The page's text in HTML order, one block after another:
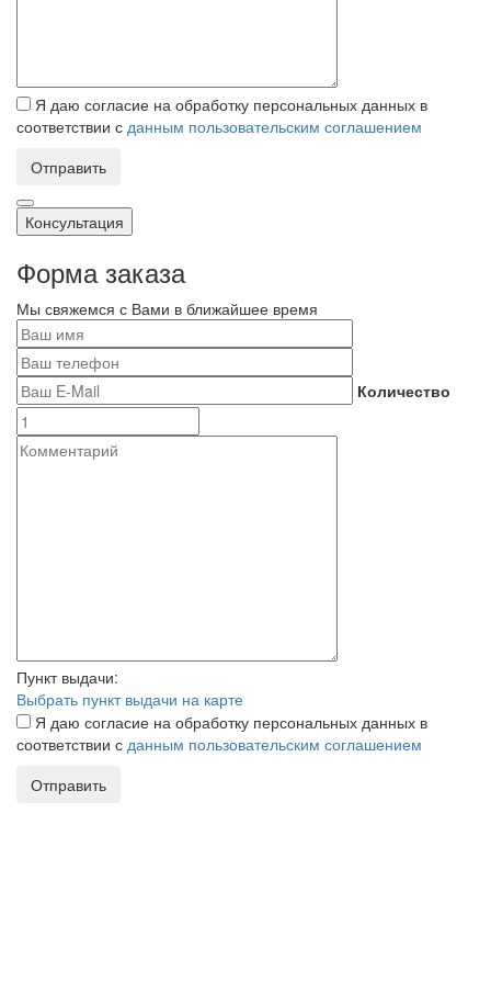
Я даю согласие на обработку персональных данных в
соответствии с данным пользовательским соглашением
Отправить
Консультация
Форма заказа
Мы свяжемся с Вами в ближайшее время
Количество
Пункт выдачи:
Выбрать пункт выдачи на карте
Я даю согласие на обработку персональных данных в
соответствии с данным пользовательским соглашением
Отправить